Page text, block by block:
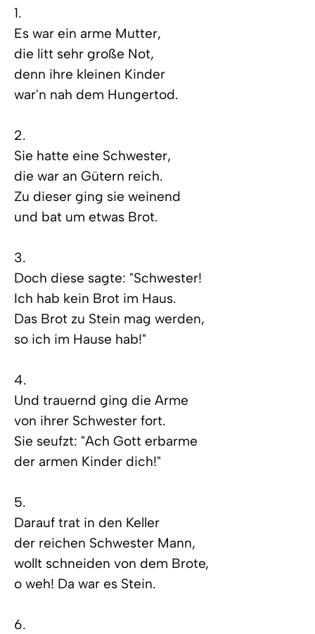
1.
Es war ein arme Mutter,
die litt sehr große Not,
denn ihre kleinen Kinder
war'n nah dem Hungertod.
2.
Sie hatte eine Schwester,
die war an Gütern reich.
Zu dieser ging sie weinend
und bat um etwas Brot.
3.
Doch diese sagte: "Schwester!
Ich hab kein Brot im Haus.
Das Brot zu Stein mag werden,
so ich im Hause hab!"
4.
Und trauernd ging die Arme
von ihrer Schwester fort.
Sie seufzt: "Ach Gott erbarme
der armen Kinder dich!"
5.
Darauf trat in den Keller
der reichen Schwester Mann,
wollt schneiden von dem Brote,
o weh! Da war es Stein.
6.